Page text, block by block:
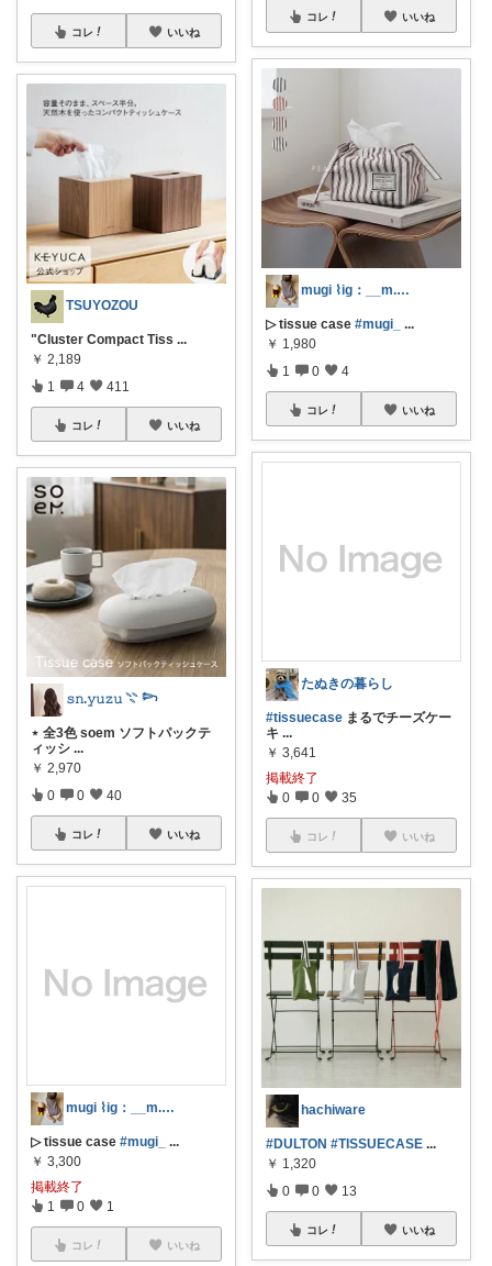
コレ いいね
TSUYOZOU
"Cluster Compact Tiss ...
￥ 2,189
1 4 411
コレ いいね
𝚜𝚗.𝚢𝚞𝚣𝚞 𓇢 𓆸
⋆ 全3色 soem ソフトパックテ
ィッシ ...
￥ 2,970
0 0 40
コレ いいね
mugi ⌇ig：__m.g.1310
▷ tissue case #mugi_
...
￥ 3,300
掲載終了
1 0 1
コレ いいね
コレ いいね
mugi ⌇ig：__m.g.1310
▷ tissue case #mugi_
...
￥ 1,980
1 0 4
コレ いいね
たぬきの暮らし
#tissuecase まるでチーズケー
キ ...
￥ 3,641
掲載終了
0 0 35
コレ いいね
hachiware
#DULTON #TISSUECASE ...
￥ 1,320
0 0 13
コレ いいね